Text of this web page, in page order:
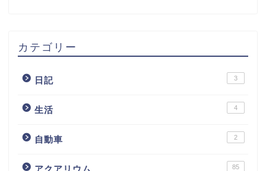
カテゴリー
日記 3
生活 4
自動車 2
アクアリウム 85